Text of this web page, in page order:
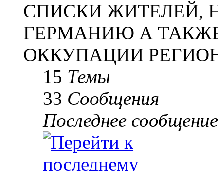
СПИСКИ ЖИТЕЛЕЙ,
ГЕРМАНИЮ А
ОККУПАЦИИ
15 Темы
33 Сообщения
Последнее сообщение